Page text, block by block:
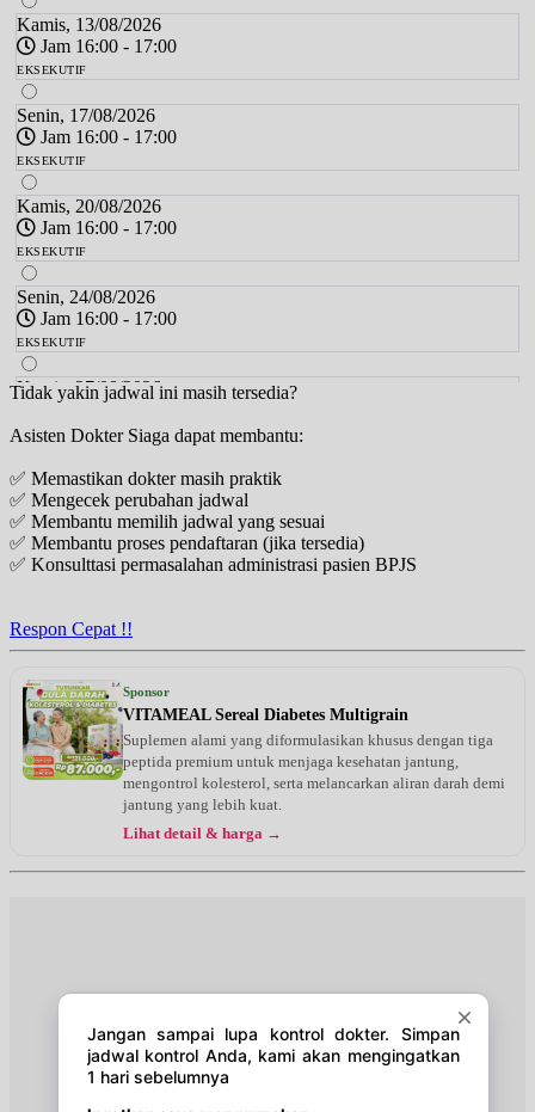
Kamis, 13/08/2026
Jam 16:00 - 17:00
EKSEKUTIF
Senin, 17/08/2026
Jam 16:00 - 17:00
EKSEKUTIF
Kamis, 20/08/2026
Jam 16:00 - 17:00
EKSEKUTIF
Senin, 24/08/2026
Jam 16:00 - 17:00
EKSEKUTIF
Kamis, 27/08/2026
Jam 16:00 - 17:00
EKSEKUTIF
Senin, 31/08/2026
Jam 16:00 - 17:00
EKSEKUTIF
Kamis, 03/09/2026
Tidak yakin jadwal ini masih tersedia?
Asisten Dokter Siaga dapat membantu:
✅ Memastikan dokter masih praktik
✅ Mengecek perubahan jadwal
✅ Membantu memilih jadwal yang sesuai
✅ Membantu proses pendaftaran (jika tersedia)
✅ Konsulttasi permasalahan administrasi pasien BPJS
Respon Cepat !!
Sponsor
VITAMEAL Sereal Diabetes Multigrain
Suplemen alami yang diformulasikan khusus dengan tiga
peptida premium untuk menjaga kesehatan jantung,
mengontrol kolesterol, serta melancarkan aliran darah demi
jantung yang lebih kuat.
Lihat detail & harga →